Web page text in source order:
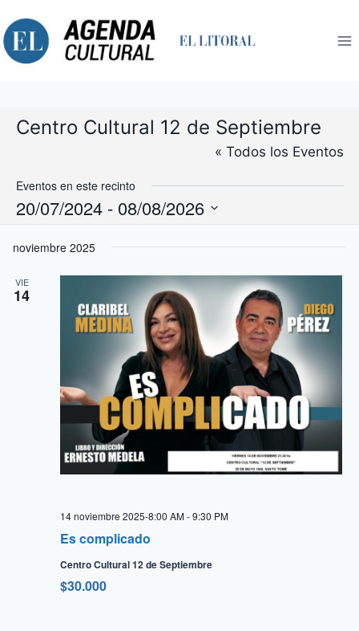
al
contenido
Centro Cultural 12 de Septiembre
« Todos los Eventos
Eventos en este recinto
20/07/2024 - 08/08/2026
la
noviembre 2025
VIE
14
Es complicado
14 noviembre 2025-8:00 AM-9:30 PM
Centro Cultural 12 de Septiembre
$30.000